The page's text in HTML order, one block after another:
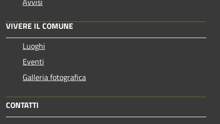
VIVERE IL COMUNE
Luoghi
Eventi
Galleria fotografica
CONTATTI